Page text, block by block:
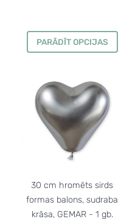
PARĀDĪT OPCIJAS
30 cm hromēts sirds
formas balons, sudraba
krāsa, GEMAR - 1 gb.